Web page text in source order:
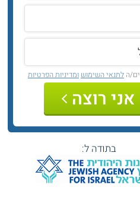
הלתנאי השימוש ומדיניות הפרטיות
אני רוצה
בתודה ל: